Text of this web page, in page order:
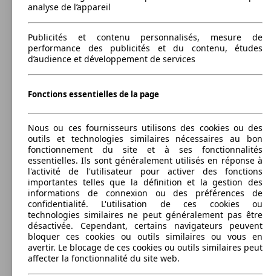
Outlander 2.2 DI-D 150 4WD BVA
110 KW Ø
Outlander 2.0I 200 PHEV 4WD
Diesel
Model Version
Leistung
SUV/4x4/Pick-Up
Model Version
Leistung
Outlander 2.0I 150 2WD
110 KW
(150 PS)
Ø
l/
2009 - 2012Mitsubishi OUTLANDER (12/2009-09/2012)
Dim. (L/l/h):
Puissance:
Portes:
5
Sièges:
5
Coffre:
774 - 1691 Litres
Capacité de remorquage:
750 - 2000 kg
Afficher les variantes
analyse de l’appareil
Publicités et contenu personnalisés, mesure de
performance des publicités et du contenu, études
d’audience et développement de services
Fonctions essentielles de la page
Nous ou ces fournisseurs utilisons des cookies ou des
outils et technologies similaires nécessaires au bon
fonctionnement du site et à ses fonctionnalités
essentielles. Ils sont généralement utilisés en réponse à
l'activité de l'utilisateur pour activer des fonctions
importantes telles que la définition et la gestion des
informations de connexion ou des préférences de
confidentialité. L'utilisation de ces cookies ou
technologies similaires ne peut généralement pas être
désactivée. Cependant, certains navigateurs peuvent
bloquer ces cookies ou outils similaires ou vous en
avertir. Le blocage de ces cookies ou outils similaires peut
affecter la fonctionnalité du site web.